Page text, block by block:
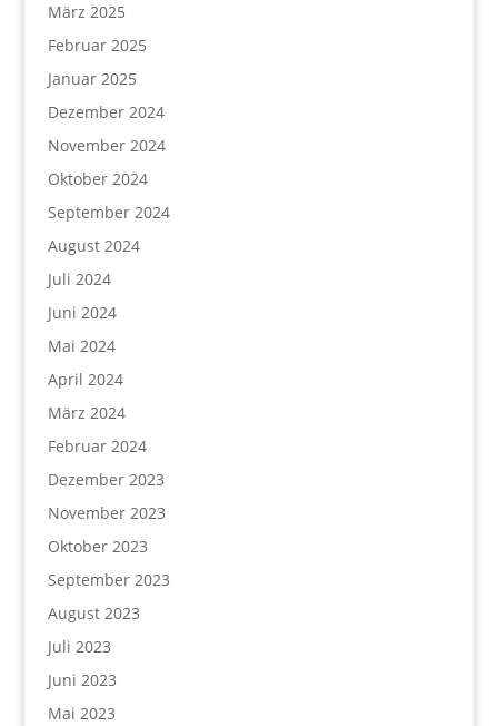
März 2025
Februar 2025
Januar 2025
Dezember 2024
November 2024
Oktober 2024
September 2024
August 2024
Juli 2024
Juni 2024
Mai 2024
April 2024
März 2024
Februar 2024
Dezember 2023
November 2023
Oktober 2023
September 2023
August 2023
Juli 2023
Juni 2023
Mai 2023